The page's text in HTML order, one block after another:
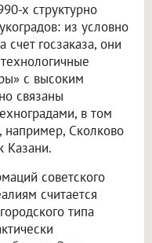
х структурно
из условно
госзаказа, они
с высоким
связаны
в том
например, Сколково
Казани.
советского
считается
типа